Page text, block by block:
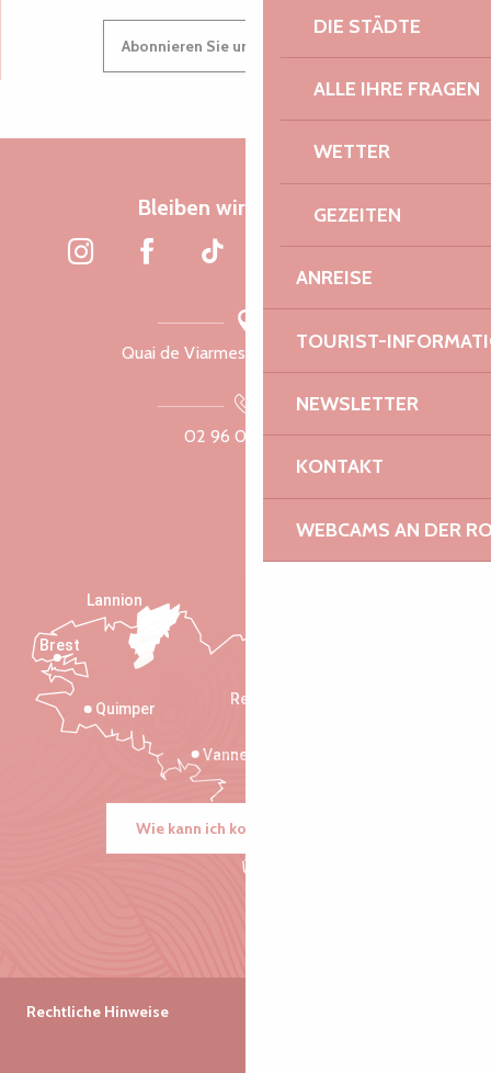
DIE STÄDTE
ALLE IHRE FRAGEN
WETTER
GEZEITEN
ANREISE
TOURIST-
NEWSLETTER
KONTAKT
WEBCAMS AN DER
Abonnieren Sie unseren Newsletter
Bleiben wir verbunden
Quai de Viarmes, 22300 Lannion
02 96 05 60 70
Rennes
Vannes
Quimper
Lannion
Brest
Wie kann ich kommen?
Rechtliche Hinweise